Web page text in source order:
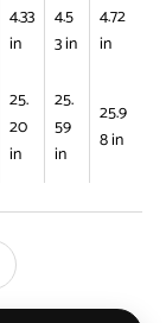
4.33
in
4.5
3 in
4.72
in
25.
20
in
25.
59
in
25.9
8 in